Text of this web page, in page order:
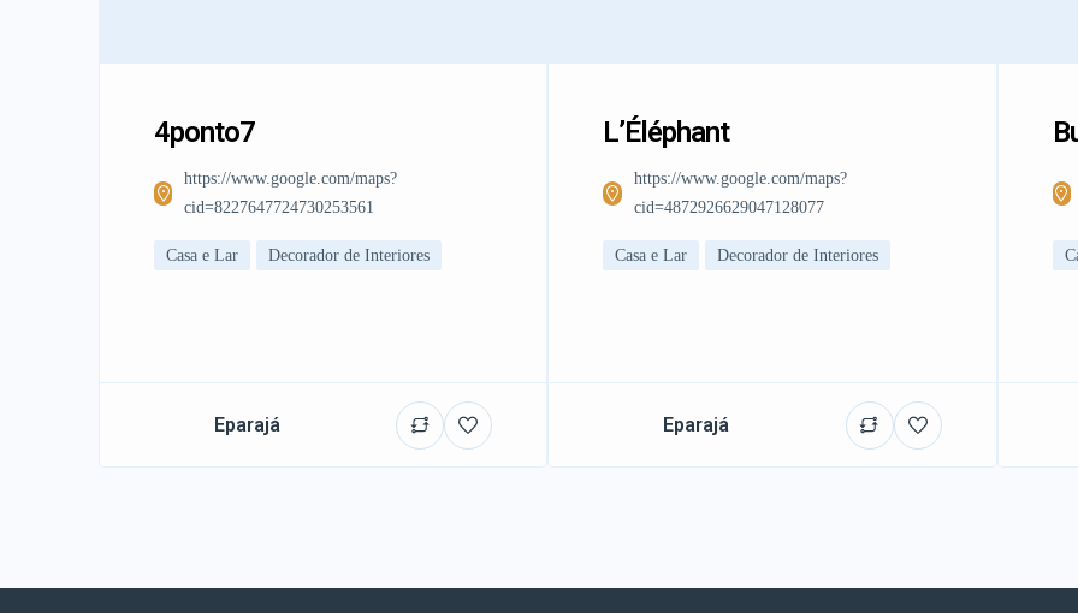
4ponto7
https://www.google.com/maps?
cid=8227647724730253561
Casa e Lar Decorador de Interiores
Eparajá
L’Éléphant
https://www.google.com/maps?
cid=4872926629047128077
Casa e Lar Decorador de Interiores
Eparajá